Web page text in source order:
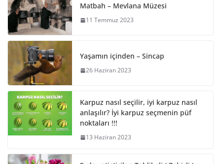
Matbah – Mevlana Müzesi
11 Temmuz 2023
Yaşamın içinden – Sincap
26 Haziran 2023
Karpuz nasıl seçilir, iyi karpuz nasıl
anlaşılır? İyi karpuz seçmenin püf
noktaları !!!
13 Haziran 2023